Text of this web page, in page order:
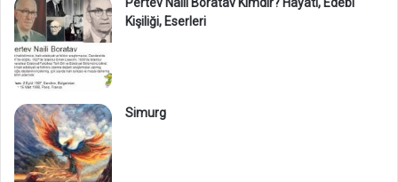
Kişiliği, Eserleri
Simurg